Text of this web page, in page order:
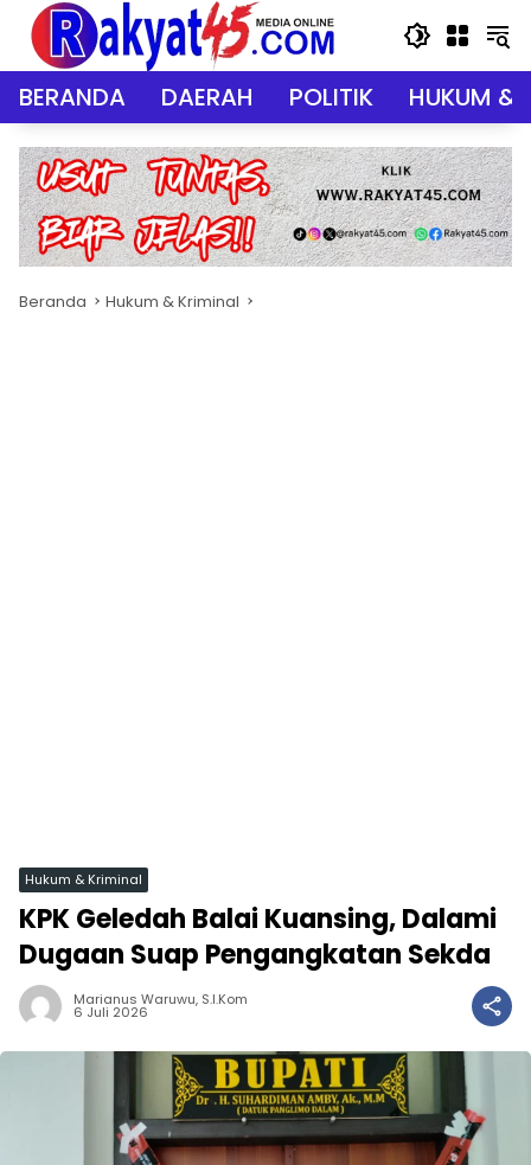
Langsung
konten
BERANDA DAERAH POLITIK HUKUM &
Beranda Hukum & Kriminal
Hukum & Kriminal
KPK Geledah Balai Kuansing, Dalami
Dugaan Suap Pengangkatan Sekda
Marianus Waruwu, S.I.Kom
6 Juli 2026